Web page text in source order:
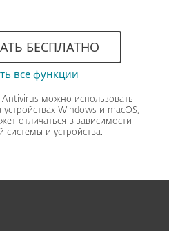
БЕСПЛАТНО
все функции
Antivirus можно использовать
Windows и macOS,
отличаться в зависимости
системы и устройства.